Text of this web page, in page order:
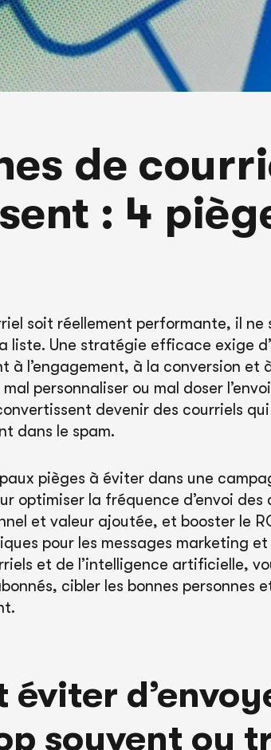
de
: 4
soit réellement performante, il
liste. Une stratégie efficace exige
à l’engagement, à la conversion et
personnaliser ou mal doser
devenir des courriels
dans le spam.
pièges à éviter dans une
optimiser la fréquence d’envoi des
et valeur ajoutée, et booster le
pour les messages marketing
et de l’intelligence artificielle,
cibler les bonnes personnes
éviter
souvent ou